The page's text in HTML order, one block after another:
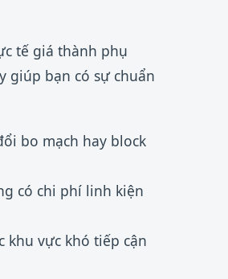
tế giá thành phụ
giúp bạn có sự chuẩn
bo mạch hay block
có chi phí linh kiện
khu vực khó tiếp cận